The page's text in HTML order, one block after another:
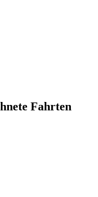
Fahrten